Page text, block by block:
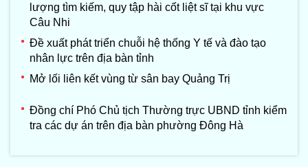
lượng tìm kiếm, quy tập hài cốt liệt sĩ tại khu vực
Câu Nhi
Đề xuất phát triển chuỗi hệ thống Y tế và đào tạo
nhân lực trên địa bàn tỉnh
Mở lối liên kết vùng từ sân bay Quảng Trị
Đồng chí Phó Chủ tịch Thường trực UBND tỉnh kiểm
tra các dự án trên địa bàn phường Đông Hà